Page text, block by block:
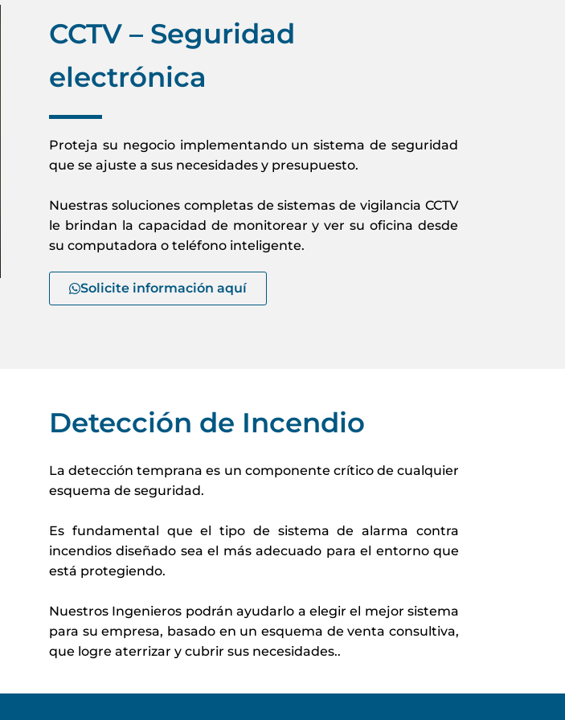
CCTV – Seguridad
electrónica
Proteja su negocio implementando un sistema de seguridad
que se ajuste a sus necesidades y presupuesto.
Nuestras soluciones completas de sistemas de vigilancia CCTV
le brindan la capacidad de monitorear y ver su oficina desde
su computadora o teléfono inteligente.
Solicite información aquí
Detección de Incendio
La detección temprana es un componente crítico de cualquier
esquema de seguridad.
Es fundamental que el tipo de sistema de alarma contra
incendios diseñado sea el más adecuado para el entorno que
está protegiendo.
Nuestros Ingenieros podrán ayudarlo a elegir el mejor sistema
para su empresa, basado en un esquema de venta consultiva,
que logre aterrizar y cubrir sus necesidades..